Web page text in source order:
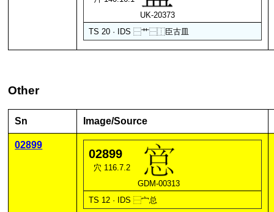
UK-20373
TS 20 · IDS⿱艹⿱⿰臣古皿
Other
Sn Image/Source
02899
02899
穴 116.7.2
GDM-00313
TS 12 · IDS⿱宀总